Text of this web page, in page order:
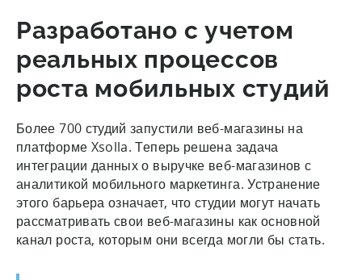
Разработано с учетом
реальных процессов
роста мобильных студий
Более 700 студий запустили веб-магазины на
платформе Xsolla. Теперь решена задача
интеграции данных о выручке веб-магазинов с
аналитикой мобильного маркетинга. Устранение
этого барьера означает, что студии могут начать
рассматривать свои веб-магазины как основной
канал роста, которым они всегда могли бы стать.